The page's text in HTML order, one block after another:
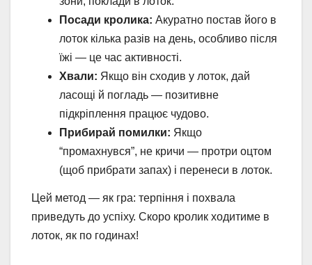
Посади кролика: Акуратно постав його в
лоток кілька разів на день, особливо після
їжі — це час активності.
Хвали: Якщо він сходив у лоток, дай
ласощі й погладь — позитивне
підкріплення працює чудово.
Прибирай помилки: Якщо
“промахнувся”, не кричи — протри оцтом
(щоб прибрати запах) і перенеси в лоток.
Цей метод — як гра: терпіння і похвала
приведуть до успіху. Скоро кролик ходитиме в
лоток, як по годинах!